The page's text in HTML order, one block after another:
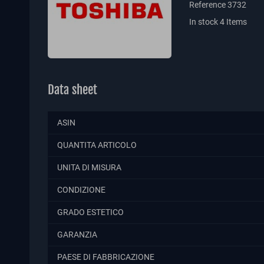
Reference3732
In stock4 Items
Data sheet
ASIN
QUANTITA ARTICOLO
UNITA DI MISURA
CONDIZIONE
GRADO ESTETICO
GARANZIA
PAESE DI FABBRICAZIONE